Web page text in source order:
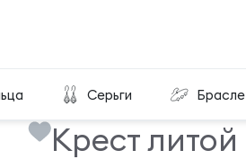
Серьги
КРЛ-65-С
Крест